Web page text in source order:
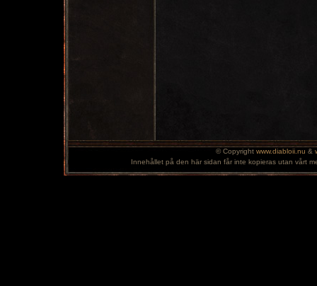
© Copyright www.diabloii.nu &
Innehållet på den här sidan får inte kopieras utan vårt